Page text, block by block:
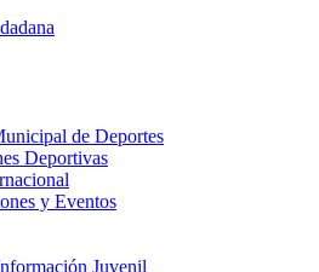
de Deportes
Deportivas
y Eventos
Juvenil